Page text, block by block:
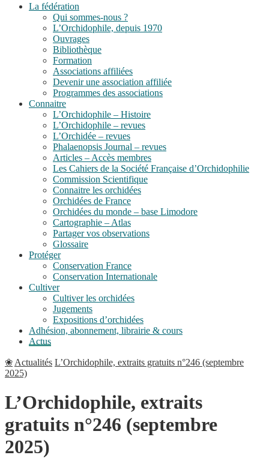
La fédération
Qui sommes-nous ?
L’Orchidophile, depuis 1970
Ouvrages
Bibliothèque
Formation
Associations affiliées
Devenir une association affiliée
Programmes des associations
Connaitre
L’Orchidophile – Histoire
L’Orchidophile – revues
L’Orchidée – revues
Phalaenopsis Journal – revues
Articles – Accès membres
Les Cahiers de la Société Française d’Orchidophilie
Commission Scientifique
Connaitre les orchidées
Orchidées de France
Orchidées du monde – base Limodore
Cartographie – Atlas
Partager vos observations
Glossaire
Protéger
Conservation France
Conservation Internationale
Cultiver
Cultiver les orchidées
Jugements
Expositions d’orchidées
Adhésion, abonnement, librairie & cours
Actus
❀ Actualités L’Orchidophile, extraits gratuits n°246 (septembre
2025)
L’Orchidophile, extraits
gratuits n°246 (septembre
2025)